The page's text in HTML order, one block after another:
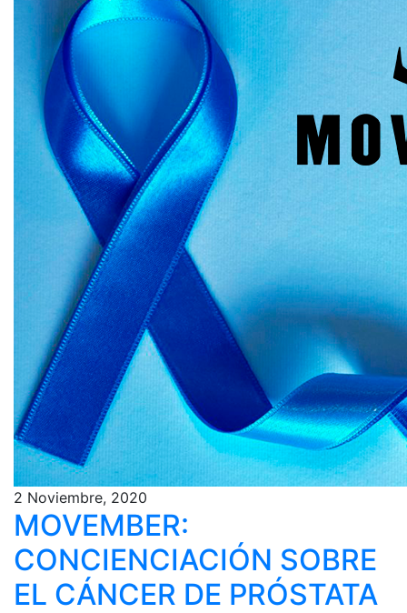
2 Noviembre, 2020
MOVEMBER:
CONCIENCIACIÓN SOBRE
EL CÁNCER DE PRÓSTATA